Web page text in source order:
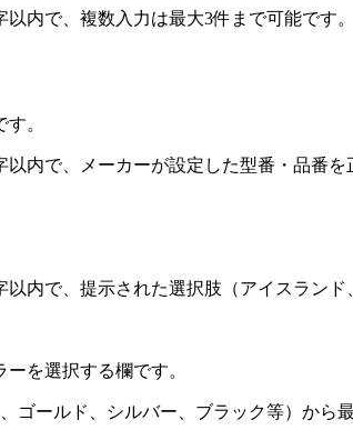
以内で、複数入力は最大3件まで可能で
。
内で、メーカーが設定した型番・品番を
以内で、提示された選択肢（アイスラン
を選択する欄です。
ゴールド、シルバー、ブラック等）から